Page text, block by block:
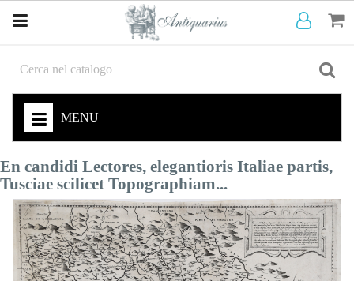
MENU
En candidi Lectores, elegantioris Italiae partis,
Tusciae scilicet Topographiam...